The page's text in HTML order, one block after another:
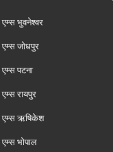
एम्‍स भुवनेश्वर
एम्‍स जोधपुर
एम्‍स पटना
एम्‍स रायपुर
एम्‍स ऋषिकेश
एम्‍स भोपाल